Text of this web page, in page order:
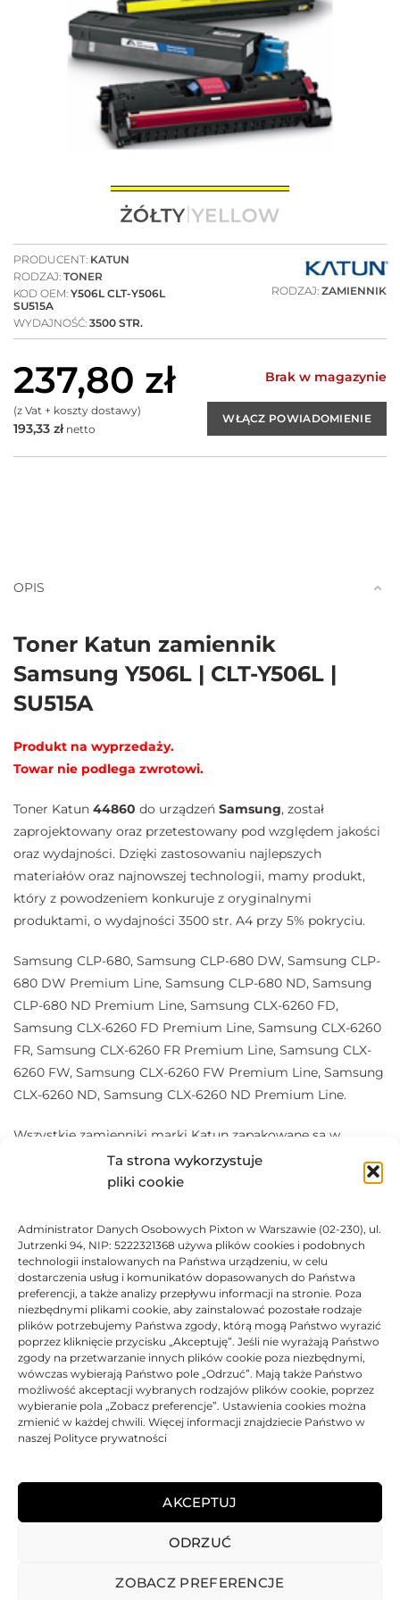
Ta strona wykorzystuje
pliki cookie
Administrator Danych Osobowych Pixton w Warszawie (02-230), ul.
Jutrzenki 94, NIP: 5222321368 używa plików cookies i podobnych
technologii instalowanych na Państwa urządzeniu, w celu
dostarczenia usług i komunikatów dopasowanych do Państwa
preferencji, a także analizy przepływu informacji na stronie. Poza
niezbędnymi plikami cookie, aby zainstalować pozostałe rodzaje
plików potrzebujemy Państwa zgody, którą mogą Państwo wyrazić
poprzez kliknięcie przycisku „Akceptuję”. Jeśli nie wyrażają Państwo
zgody na przetwarzanie innych plików cookie poza niezbędnymi,
wówczas wybierają Państwo pole „Odrzuć”. Mają także Państwo
możliwość akceptacji wybranych rodzajów plików cookie, poprzez
wybieranie pola „Zobacz preferencje”. Ustawienia cookies można
zmienić w każdej chwili. Więcej informacji znajdziecie Państwo w
naszej Polityce prywatności
AKCEPTUJ
ODRZUĆ
ZOBACZ PREFERENCJE
PRODUCENT: KATUN
RODZAJ: TONER
KOD OEM: Y506L CLT-Y506L
SU515A
WYDAJNOŚĆ: 3500 STR.
RODZAJ: ZAMIENNIK
237,80 zł
(z Vat + koszty dostawy)
193,33 złnetto
Brak w magazynie
OPIS
Toner Katun zamiennik
Samsung Y506L | CLT-Y506L |
SU515A
Produkt na wyprzedaży.
Towar nie podlega zwrotowi.
Toner Katun 44860 do urządzeń Samsung, został
zaprojektowany oraz przetestowany pod względem jakości
oraz wydajności. Dzięki zastosowaniu najlepszych
materiałów oraz najnowszej technologii, mamy produkt,
który z powodzeniem konkuruje z oryginalnymi
produktami, o wydajności 3500 str. A4 przy 5% pokryciu.
Samsung CLP-680, Samsung CLP-680 DW, Samsung CLP-
680 DW Premium Line, Samsung CLP-680 ND, Samsung
CLP-680 ND Premium Line, Samsung CLX-6260 FD,
Samsung CLX-6260 FD Premium Line, Samsung CLX-6260
FR, Samsung CLX-6260 FR Premium Line, Samsung CLX-
6260 FW, Samsung CLX-6260 FW Premium Line, Samsung
CLX-6260 ND, Samsung CLX-6260 ND Premium Line.
Wszystkie zamienniki marki Katun zapakowane są w
pudełka, chroniące przed wszelkimi zanieczyszczeniami
oraz uszkodzeniami. Produkty amerykańskiej marki Katun
materiałów eksploatacyjnych do drukarek oraz kopiarek.
Zamienniki marki Katun są w 100% wykonane z nowych
elementów – nieregenerowanych!
DANE TECHNICZNE
KOMPATYBILNOŚĆ
PRODUKTY POWIĄZANE
KOSZTY DOSTAWY